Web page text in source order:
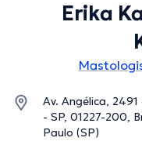
Erika
Av. Angélica,
- SP, 01227-200,
Paulo (SP)